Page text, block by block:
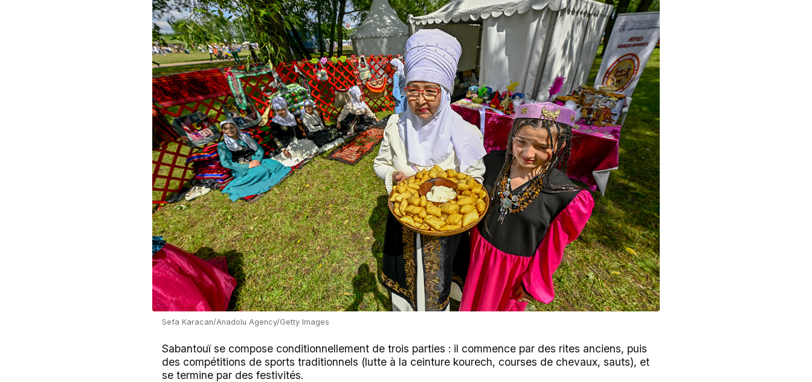
Sefa Karacan/Anadolu Agency/Getty Images
Sabantouï se compose conditionnellement de trois parties : il commence par des rites anciens, puis
des compétitions de sports traditionnels (lutte à la ceinture kourech, courses de chevaux, sauts), et
se termine par des festivités.